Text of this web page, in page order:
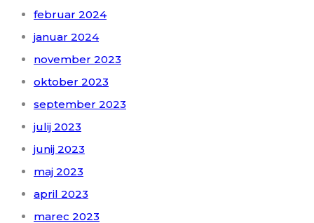
februar 2024
januar 2024
november 2023
oktober 2023
september 2023
julij 2023
junij 2023
maj 2023
april 2023
marec 2023